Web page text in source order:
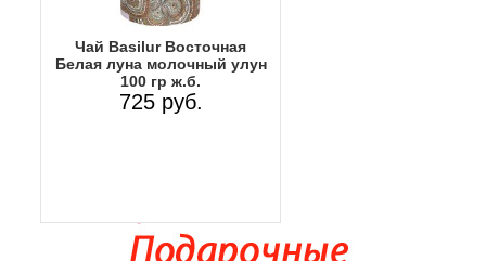
Чай Basilur Восточная
Белая луна молочный улун
100 гр ж.б.
725 руб.